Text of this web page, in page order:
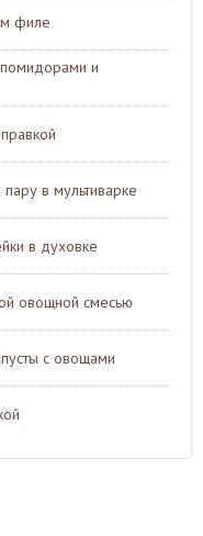
филе
помидорами и
в мультиварке
в духовке
овощной смесью
с овощами